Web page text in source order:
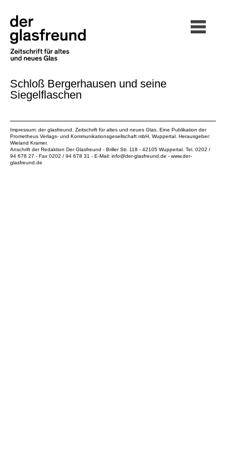
Schloß Bergerhausen und seine
Siegelflaschen
Impressum: der glasfreund. Zeitschrift für altes und neues Glas. Eine Publikation der
Prometheus Verlags- und Kommunikationsgesellschaft mbH , Wuppertal. Herausgeber:
Wieland Kramer.
Anschrift der Redaktion Der Glasfreund - Briller Str. 118 - 42105 Wuppertal. Tel. 0202 /
94 678 27 - Fax 0202 / 94 678 31 - E-Mail: info@der-glasfreund.de - www.der-
glasfreund.de